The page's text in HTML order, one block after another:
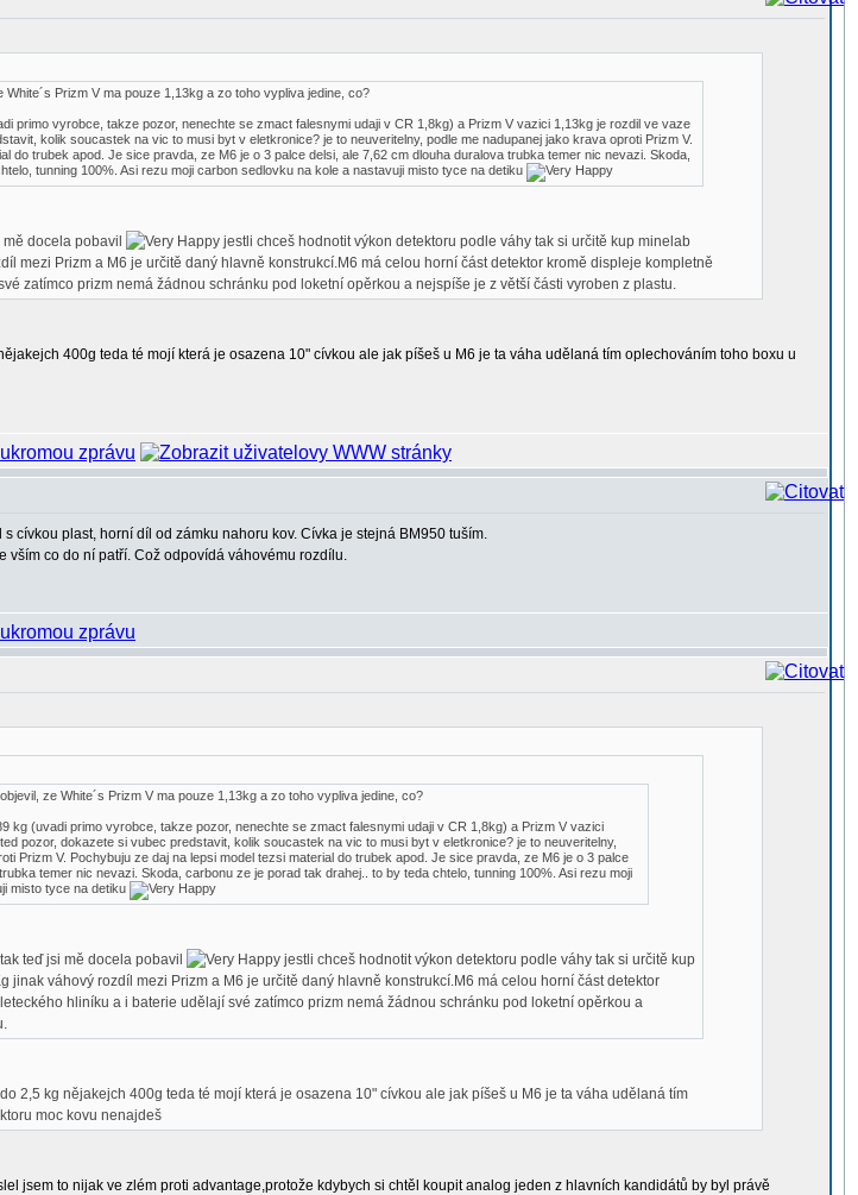
Prizm V ma pouze 1,13kg a zo toho vypliva jedine, co?
primo vyrobce, takze pozor, nenechte se zmact falesnymi udaji v CR 1,8kg) a Prizm V vazici 1,13kg je rozdil ve vaze
kolik soucastek na vic to musi byt v eletkronice? je to neuveritelny, podle me nadupanej jako krava oproti Prizm V.
do trubek apod. Je sice pravda, ze M6 je o 3 palce delsi, ale 7,62 cm dlouha duralova trubka temer nic nevazi. Skoda,
tunning 100%. Asi rezu moji carbon sedlovku na kole a nastavuji misto tyce na detiku
docela pobavil
jestli chceš hodnotit výkon detektoru podle váhy tak si určitě kup minelab
mezi Prizm a M6 je určitě daný hlavně konstrukcí.M6 má celou horní část detektor kromě displeje kompletně
zatímco prizm nemá žádnou schránku pod loketní opěrkou a nejspíše je z větší části vyroben z plastu.
400g teda té mojí která je osazena 10" cívkou ale jak píšeš u M6 je ta váha udělaná tím oplechováním toho boxu u
cívkou plast, horní díl od zámku nahoru kov. Cívka je stejná BM950 tuším.
vším co do ní patří. Což odpovídá váhovému rozdílu.
ze White´s Prizm V ma pouze 1,13kg a zo toho vypliva jedine, co?
kg (uvadi primo vyrobce, takze pozor, nenechte se zmact falesnymi udaji v CR 1,8kg) a Prizm V vazici
pozor, dokazete si vubec predstavit, kolik soucastek na vic to musi byt v eletkronice? je to neuveritelny,
Prizm V. Pochybuju ze daj na lepsi model tezsi material do trubek apod. Je sice pravda, ze M6 je o 3 palce
temer nic nevazi. Skoda, carbonu ze je porad tak drahej.. to by teda chtelo, tunning 100%. Asi rezu moji
misto tyce na detiku
tak teď jsi mě docela pobavil
jestli chceš hodnotit výkon detektoru podle váhy tak si určitě kup
jinak váhový rozdíl mezi Prizm a M6 je určitě daný hlavně konstrukcí.M6 má celou horní část detektor
hliníku a i baterie udělají své zatímco prizm nemá žádnou schránku pod loketní opěrkou a
2,5 kg nějakejch 400g teda té mojí která je osazena 10" cívkou ale jak píšeš u M6 je ta váha udělaná tím
moc kovu nenajdeš
jsem to nijak ve zlém proti advantage,protože kdybych si chtěl koupit analog jeden z hlavních kandidátů by byl právě